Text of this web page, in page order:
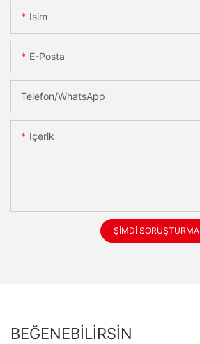
Isim
E-Posta
Telefon/WhatsApp
Içerik
ŞIMDI SORUŞTURMA
BEĞENEBILIRSIN